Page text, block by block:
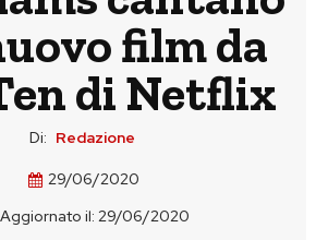
film da
di Netflix
Di: Redazione
29/06/2020
Aggiornato il: 29/06/2020